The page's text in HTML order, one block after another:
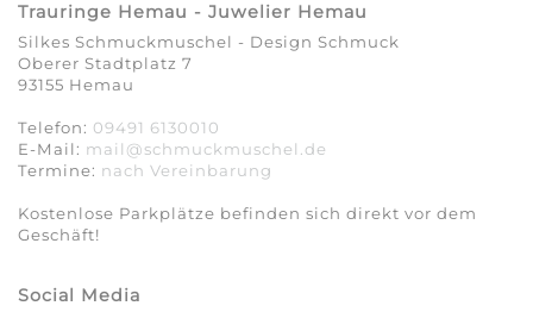
Trauringe Hemau - Juwelier Hemau
Silkes Schmuckmuschel - Design Schmuck
Oberer Stadtplatz 7
93155 Hemau
Telefon: 09491 6130010
E-Mail: mail@schmuckmuschel.de
Termine: nach Vereinbarung​​​​​​​
Kostenlose Parkplätze befinden sich direkt vor dem
Geschäft!
Social Media